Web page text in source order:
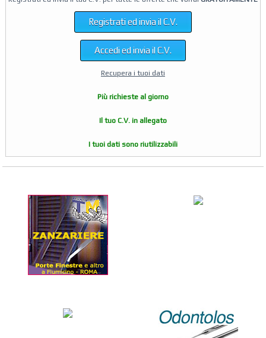
Registrati ed invia il C.V.
Accedi ed invia il C.V.
Recupera i tuoi dati
Più richieste al giorno
Il tuo C.V. in allegato
I tuoi dati sono riutilizzabili